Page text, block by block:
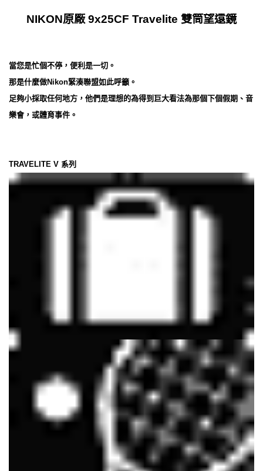
NIKON原廠 9x25CF Travelite 雙筒望遠鏡
當您是忙個不停，便利是一切。
那是什麼做Nikon緊湊聯盟如此呼籲。
足夠小採取任何地方，他們是理想的為得到巨大看法為那個下個假期、音
樂會，或體育事件。
TRAVELITE V 系列